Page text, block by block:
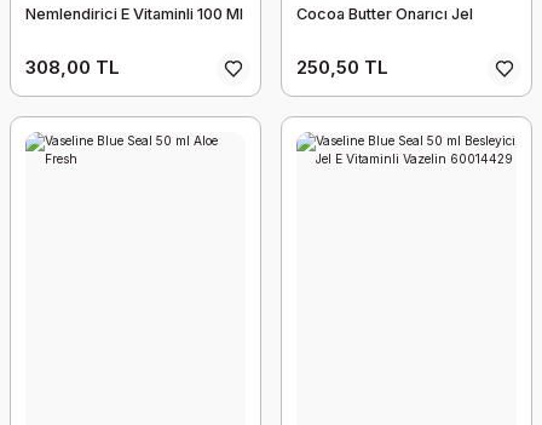
Nemlendirici E Vitaminli 100 Ml
308,00 TL
Cocoa Butter Onarıcı Jel
250,50 TL